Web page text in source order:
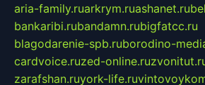
aria-family.ruarkrym.ruashanet.ru
bankaribi.rubandamn.rubigfatcc.ru
blagodarenie-spb.ruborodino-
cardvoice.ruzed-online.ru
zarafshan.ruyork-life.ru